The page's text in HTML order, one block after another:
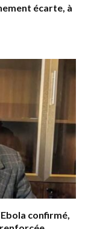
écarte, à
confirmé,